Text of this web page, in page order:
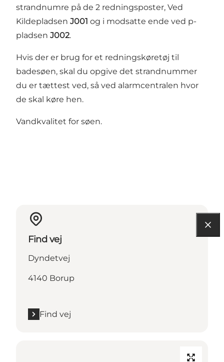
strandnumre på de 2 redningsposter, Ved
Kildepladsen J001 og i modsatte ende ved p-
pladsen J002.
Hvis der er brug for et redningskøretøj til
badesøen, skal du opgive det strandnummer
du er tættest ved, så ved alarmcentralen hvor
de skal køre hen.
Vandkvalitet for søen.
Find vej
Dyndetvej
4140 Borup
Find vej